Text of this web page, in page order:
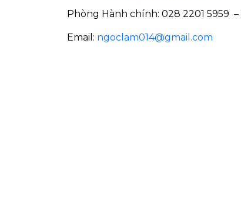
Phòng Hành chính: 028 2201 5959 –
Email: ngoclam014@gmail.com